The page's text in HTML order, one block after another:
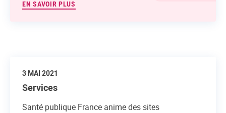
EN SAVOIR PLUS
3 MAI 2021
Services
Santé publique France anime des sites